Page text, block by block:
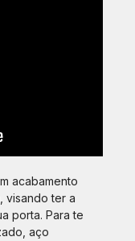
acabamento
visando ter a
porta. Para te
aço